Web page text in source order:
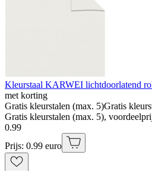
Kleurstaal KARWEI lichtdoorlatend
met korting
Gratis kleurstalen (max. 5)Gratis
Gratis kleurstalen (max. 5),
0.99
Prijs: 0.99 euro